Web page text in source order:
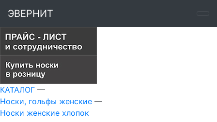
ЭВЕРНИТ
КАТАЛОГ —
Носки, гольфы женские —
Носки женские хлопок